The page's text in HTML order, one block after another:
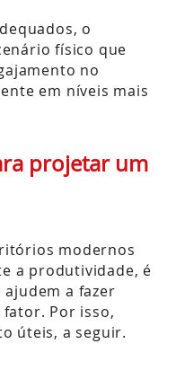
o
físico que
no
em níveis mais
projetar um
modernos
a produtividade, é
a fazer
Por isso,
úteis, a seguir.